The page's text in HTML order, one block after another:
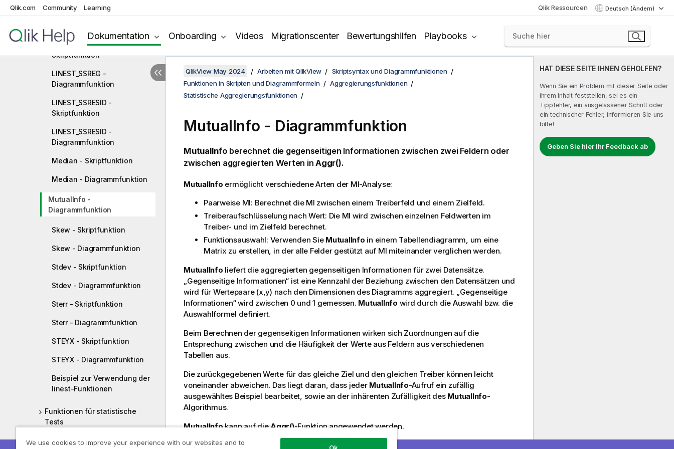
Qlik.com Community Learning Qlik Ressourcen Deutsch (Ändern)
Dokumentation Onboarding Videos Migrationscenter Bewertungshilfen Playbooks
LINEST_SEY -
LINEST_SSREG -
Skriptfunktion
LINEST_SSREG -
Diagrammfunktion
LINEST_SSRESID -
Skriptfunktion
LINEST_SSRESID -
Diagrammfunktion
Median - Skriptfunktion
Median - Diagrammfunktion
MutualInfo -
Diagrammfunktion
Skew - Skriptfunktion
Skew - Diagrammfunktion
Stdev - Skriptfunktion
Stdev - Diagrammfunktion
Sterr - Skriptfunktion
Sterr - Diagrammfunktion
STEYX - Skriptfunktion
STEYX - Diagrammfunktion
Beispiel zur Verwendung der
linest-Funktionen
Funktionen für statistische
Tests
String-Aggregierungsfunktionen
HAT DIESE SEITE IHNEN GEHOLFEN?
Wenn Sie ein Problem mit dieser Seite oder
ihrem Inhalt feststellen, sei es ein
Tippfehler, ein ausgelassener Schritt oder
ein technischer Fehler, informieren Sie uns
bitte!
Geben Sie hier Ihr Feedback ab
QlikView May 2024 Arbeiten mit QlikView
Skriptsyntax und Diagrammfunktionen
Funktionen in Skripten und Diagrammformeln
Aggregierungsfunktionen
Statistische Aggregierungsfunktionen
MutualInfo - Diagrammfunktion
MutualInfo berechnet die gegenseitigen Informationen zwischen zwei Feldern oder
zwischen aggregierten Werten in Aggr().
MutualInfo ermöglicht verschiedene Arten der MI-Analyse:
Paarweise MI: Berechnet die MI zwischen einem Treiberfeld und einem Zielfeld.
Treiberaufschlüsselung nach Wert: Die MI wird zwischen einzelnen Feldwerten im
Treiber- und im Zielfeld berechnet.
Funktionsauswahl: Verwenden Sie MutualInfo in einem Tabellendiagramm, um eine
Matrix zu erstellen, in der alle Felder gestützt auf MI miteinander verglichen werden.
MutualInfo liefert die aggregierten gegenseitigen Informationen für zwei Datensätze.
„Gegenseitige Informationen“ ist eine Kennzahl der Beziehung zwischen den Datensätzen und
wird für Wertepaare (x,y) nach den Dimensionen des Diagramms aggregiert. „Gegenseitige
Informationen“ wird zwischen 0 und 1 gemessen. MutualInfo wird durch die Auswahl bzw. die
Auswahlformel definiert.
Beim Berechnen der gegenseitigen Informationen wirken sich Zuordnungen auf die
Entsprechung zwischen und die Häufigkeit der Werte aus Feldern aus verschiedenen
Tabellen aus.
Die zurückgegebenen Werte für das gleiche Ziel und den gleichen Treiber können leicht
voneinander abweichen. Das liegt daran, dass jeder MutualInfo-Aufruf ein zufällig
ausgewähltes Beispiel bearbeitet, sowie an der inhärenten Zufälligkeit des MutualInfo-
Algorithmus.
MutualInfokann auf dieAggr()-Funktion angewendet werden.
Syntax:
We use cookies to improve your experience with our websites and to